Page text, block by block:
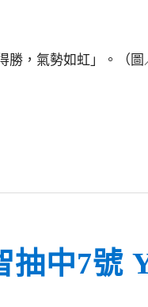
勝，氣勢如虹」。（圖
抽中7號